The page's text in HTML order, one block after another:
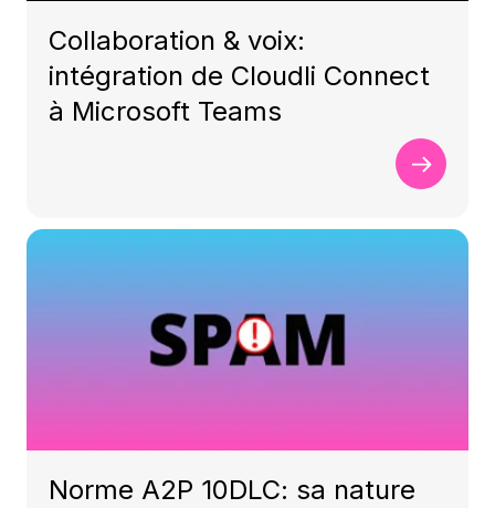
Collaboration & voix:
intégration de Cloudli Connect
à Microsoft Teams
Norme A2P 10DLC: sa nature